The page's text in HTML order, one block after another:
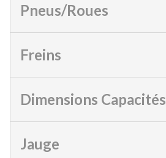
Pneus/Roues
Freins
Dimensions Capacités
Jauge